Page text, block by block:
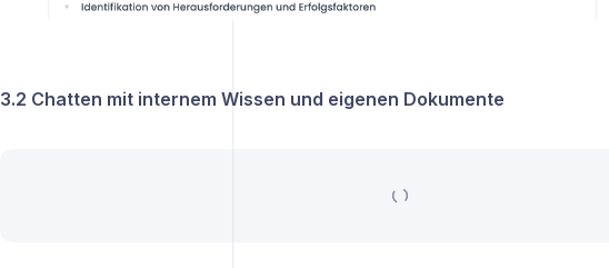
3.2 Chatten mit internem Wissen und eigenen Dokumente